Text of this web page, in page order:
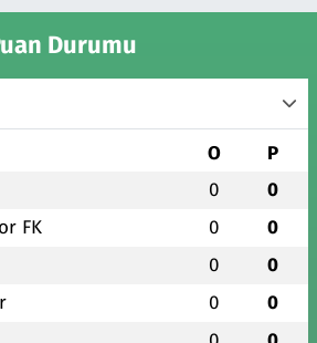
Durumu
O P
0 0
FK 0 0
0 0
0 0